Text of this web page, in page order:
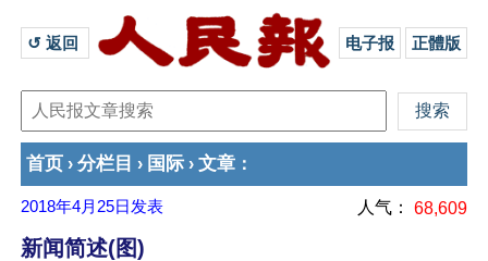
↺ 返回 电子报 正體版
首页 › 分栏目 › 国际 › 文章 ：
2018年4月25日 发表 人气： 68,609
新闻简述(图)